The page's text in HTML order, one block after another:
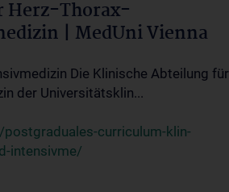
Herz-Thorax-
| MedUni Vienna
Die Klinische Abteilung für
der Universitätsklin...
curriculum-klin-
intensivme/